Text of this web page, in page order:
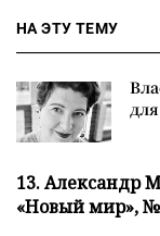
НА ЭТУ ТЕМУ
13. Александр
«Новый мир», №